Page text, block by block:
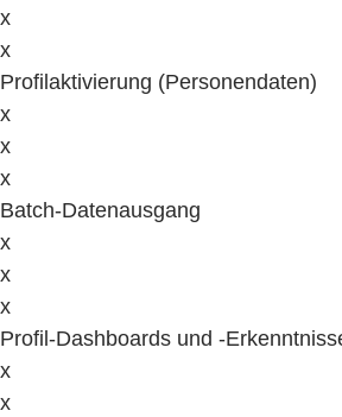
x
x
Profilaktivierung (Personendaten)
x
x
x
Batch-Datenausgang
x
x
x
Profil-Dashboards und -
x
x